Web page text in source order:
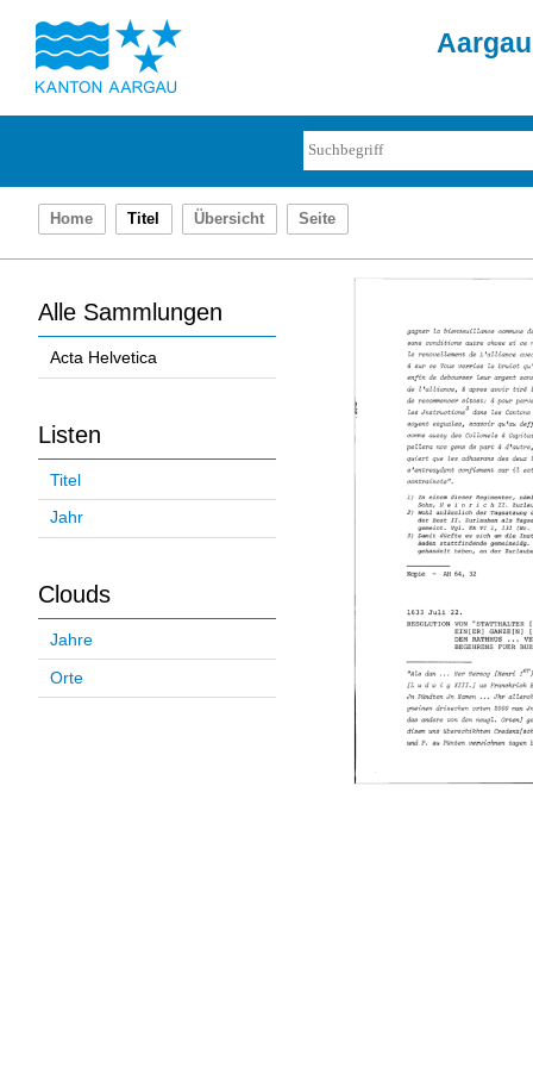
Home Titel Übersicht Seite
Alle Sammlungen
Acta Helvetica
Listen
Titel
Jahr
Clouds
Jahre
Orte